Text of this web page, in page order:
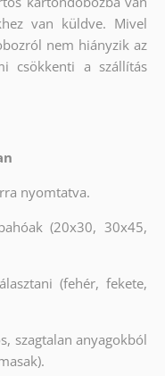
van küldve. Mivel
nem hiányzik az
csökkenti a szállítás
nyomtatva.
(20x30, 30x45,
(fehér, fekete,
szagtalan anyagokból